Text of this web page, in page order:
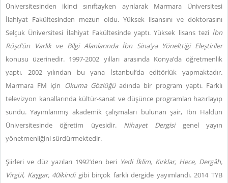
Üniversitesinden ikinci sınıftayken ayrılarak Marmara Üniversitesi
İlahiyat Fakültesinden mezun oldu. Yüksek lisansını ve doktorasını
Selçuk Üniversitesi İlahiyat Fakültesinde yaptı. Yüksek lisans tezi İbn
Rüşd’ün Varlık ve Bilgi Alanlarında İbn Sina’ya Yönelttiği Eleştiriler
konusu üzerinedir. 1997-2002 yılları arasında Konya’da öğretmenlik
yaptı, 2002 yılından bu yana İstanbul’da editörlük yapmaktadır.
Marmara FM için Okuma Gözlüğüadında bir program yaptı. Farklı
televizyon kanallarında kültür-sanat ve düşünce programları hazırlayıp
sundu. Yayımlanmış akademik çalışmaları bulunan şair, İbn Haldun
Üniversitesinde öğretim üyesidir. Nihayet Dergisigenel yayın
yönetmenliğini sürdürmektedir.
Şiirleri ve düz yazıları 1992’den beri Yedi İklim, Kırklar, Hece, Dergâh,
Virgül, Kaşgar, 40ikindigibi birçok farklı dergide yayımlandı. 2014 TYB